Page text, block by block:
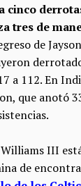
cinco
tres de
de
a 112. En
que anotó
III
de